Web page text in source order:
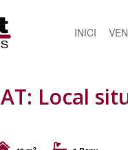
INICI
Local